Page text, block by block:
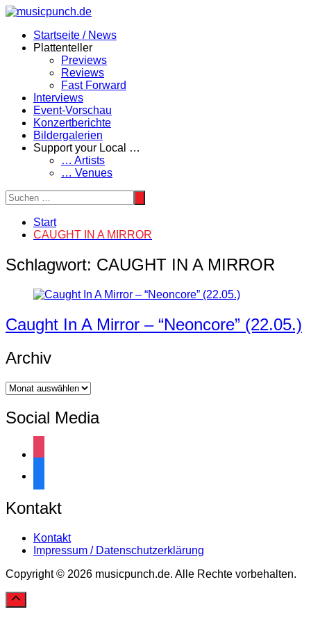
Zum
springenStartseite / News
Plattenteller
Previews
Reviews
Fast Forward
Interviews
Event-Vorschau
Konzertberichte
Bildergalerien
Support your Local …
… Artists
… Venues
Start
CAUGHT IN A MIRROR
Schlagwort: CAUGHT IN A MIRROR
Caught In A Mirror – “Neoncore” (22.05.)
Archiv
Archiv
Social Media
Kontakt
Kontakt
Impressum / Datenschutzerklärung
Copyright © 2026 musicpunch.de. Alle Rechte vorbehalten.